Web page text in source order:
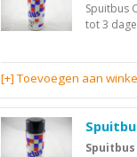
Spuitbus
tot 3
[+] Toevoegen aan